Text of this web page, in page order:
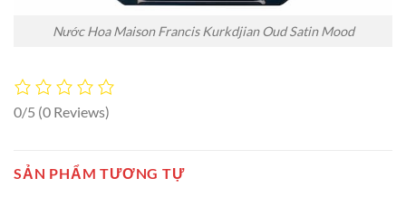
Nước Hoa Maison Francis Kurkdjian Oud Satin Mood
0/5 (0 Reviews)
SẢN PHẨM TƯƠNG TỰ